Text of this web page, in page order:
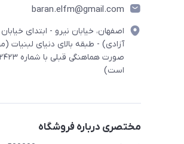
baran.elfm@gmail.com
اصفهان، خیابان نیرو - ابتدای
آزادی) - طبقه بالای دنیای
است)
مختصری درباره فروشگاه